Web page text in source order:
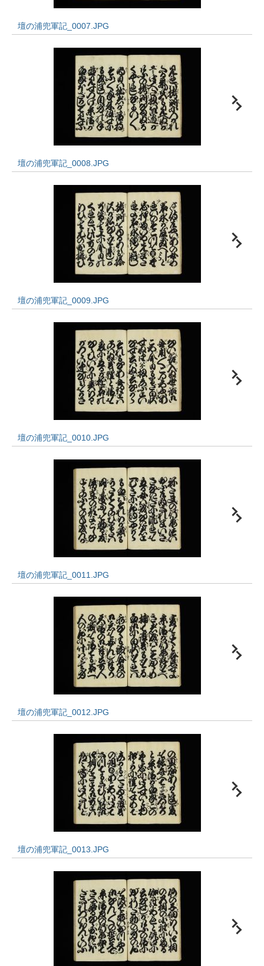
壇の浦兜軍記_0007.JPG
壇の浦兜軍記_0008.JPG
壇の浦兜軍記_0009.JPG
壇の浦兜軍記_0010.JPG
壇の浦兜軍記_0011.JPG
壇の浦兜軍記_0012.JPG
壇の浦兜軍記_0013.JPG